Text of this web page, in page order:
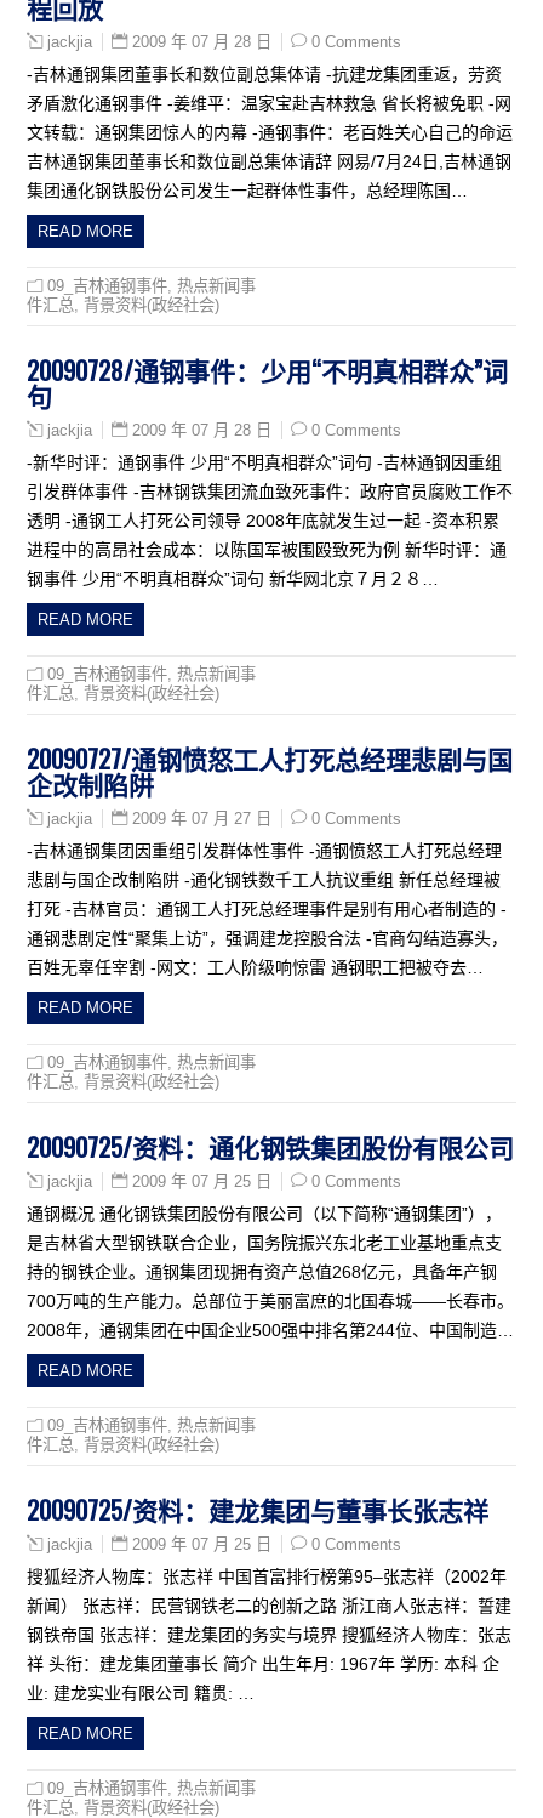
jackjia 2009 年 07 月 28 日 0 Comments
-吉林通钢集团董事长和数位副总集体请 -抗建龙集团重返，劳资
矛盾激化通钢事件 -姜维平：温家宝赴吉林救急 省长将被免职 -网
文转载：通钢集团惊人的内幕 -通钢事件：老百姓关心自己的命运
吉林通钢集团董事长和数位副总集体请辞 网易/7月24日,吉林通钢
集团通化钢铁股份公司发生一起群体性事件，总经理陈国…
READ MORE
09_吉林通钢事件 ,热点新闻事
件汇总
背景资料(政经社会)
20090728/通钢事件：少用“不明真相群众”词
句
jackjia 2009 年 07 月 28 日 0 Comments
-新华时评：通钢事件 少用“不明真相群众”词句 -吉林通钢因重组
引发群体事件 -吉林钢铁集团流血致死事件：政府官员腐败工作不
透明 -通钢工人打死公司领导 2008年底就发生过一起 -资本积累
进程中的高昂社会成本：以陈国军被围殴致死为例 新华时评：通
钢事件 少用“不明真相群众”词句 新华网北京７月２８…
READ MORE
09_吉林通钢事件 ,热点新闻事
件汇总
背景资料(政经社会)
20090727/通钢愤怒工人打死总经理悲剧与国
企改制陷阱
jackjia 2009 年 07 月 27 日 0 Comments
-吉林通钢集团因重组引发群体性事件 -通钢愤怒工人打死总经理
悲剧与国企改制陷阱 -通化钢铁数千工人抗议重组 新任总经理被
打死 -吉林官员：通钢工人打死总经理事件是别有用心者制造的 -
通钢悲剧定性“聚集上访”，强调建龙控股合法 -官商勾结造寡头，
百姓无辜任宰割 -网文：工人阶级响惊雷 通钢职工把被夺去…
READ MORE
09_吉林通钢事件 ,热点新闻事
件汇总
背景资料(政经社会)
20090725/资料：通化钢铁集团股份有限公司
jackjia 2009 年 07 月 25 日 0 Comments
通钢概况 通化钢铁集团股份有限公司（以下简称“通钢集团”），
是吉林省大型钢铁联合企业，国务院振兴东北老工业基地重点支
持的钢铁企业。通钢集团现拥有资产总值268亿元，具备年产钢
700万吨的生产能力。总部位于美丽富庶的北国春城——长春市。
2008年，通钢集团在中国企业500强中排名第244位、中国制造…
READ MORE
09_吉林通钢事件 ,热点新闻事
件汇总
背景资料(政经社会)
20090725/资料：建龙集团与董事长张志祥
jackjia 2009 年 07 月 25 日 0 Comments
搜狐经济人物库：张志祥 中国首富排行榜第95–张志祥（2002年
新闻） 张志祥：民营钢铁老二的创新之路 浙江商人张志祥：誓建
钢铁帝国 张志祥：建龙集团的务实与境界 搜狐经济人物库：张志
祥 头衔：建龙集团董事长 简介 出生年月: 1967年 学历: 本科 企
业: 建龙实业有限公司 籍贯: …
READ MORE
09_吉林通钢事件 ,热点新闻事
件汇总
背景资料(政经社会)